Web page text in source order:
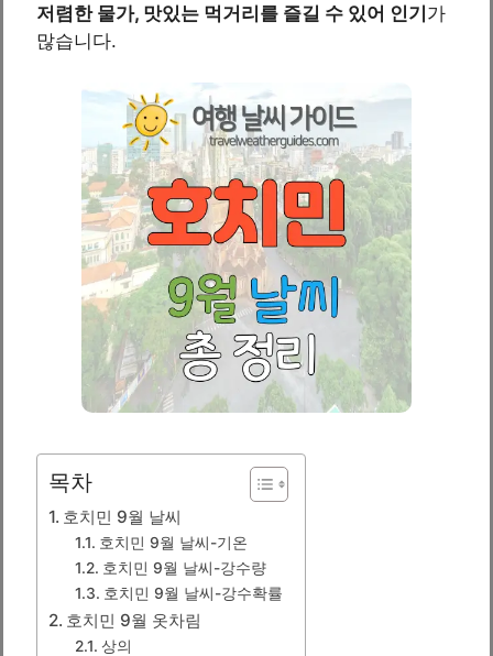
저렴한 물가, 맛있는 먹거리를 즐길 수 있어 인기가
많습니다.
목차
호치민 9월 날씨
호치민 9월 날씨-기온
호치민 9월 날씨-강수량
호치민 9월 날씨-강수확률
호치민 9월 옷차림
상의